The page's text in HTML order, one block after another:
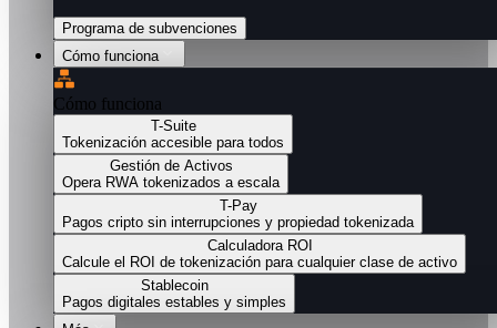
Programa de subvenciones
Cómo funciona
Cómo funciona
T-Suite
Tokenización accesible para todos
Gestión de Activos
Opera RWA tokenizados a escala
T-Pay
Pagos cripto sin interrupciones y propiedad tokenizada
Calculadora ROI
Calcule el ROI de tokenización para cualquier clase de activo
Stablecoin
Pagos digitales estables y simples